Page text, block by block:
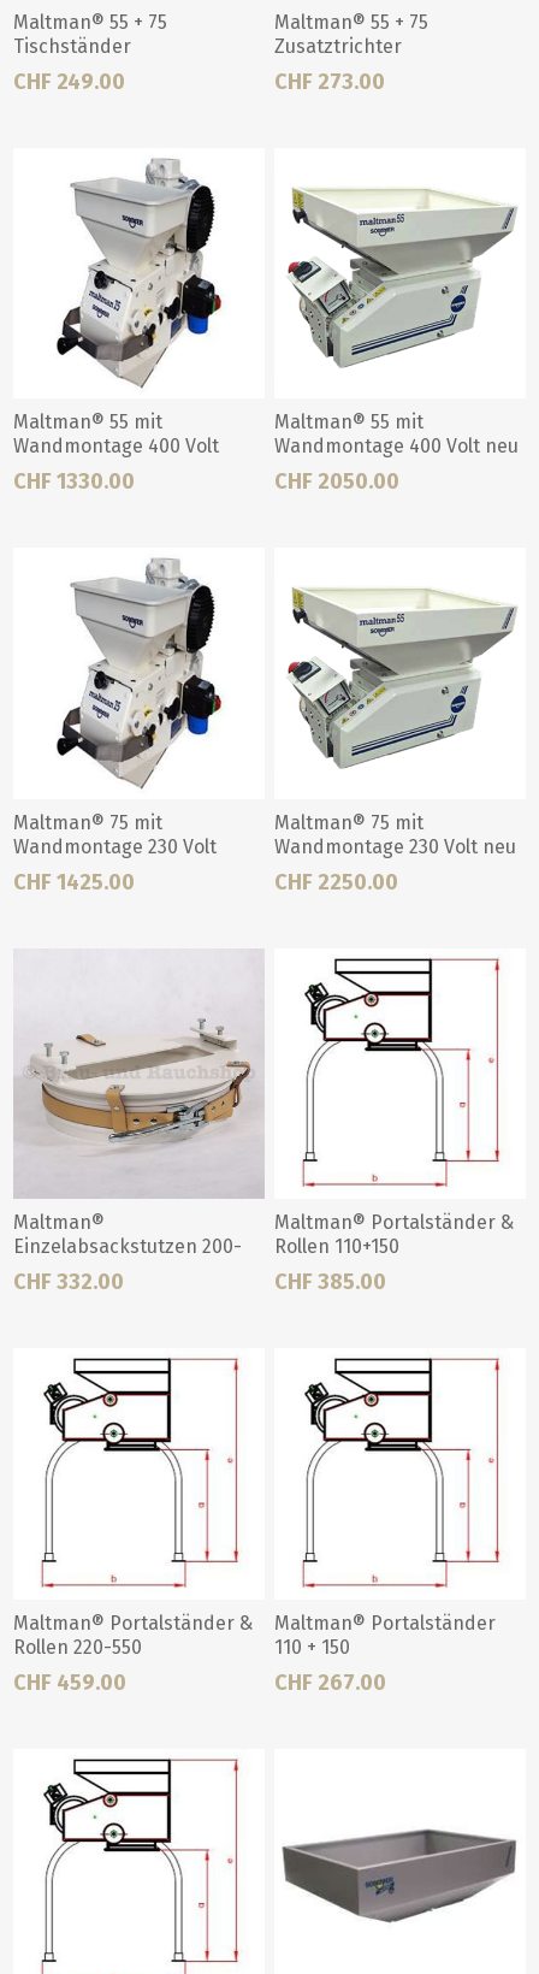
Maltman® 55 + 75
Tischständer
CHF 249.00
Maltman® 55 + 75
Zusatztrichter
CHF 273.00
Maltman® 55 mit
Wandmontage 400 Volt
CHF 1330.00
Maltman® 55 mit
Wandmontage 400 Volt neu
CHF 2050.00
Maltman® 75 mit
Wandmontage 230 Volt
CHF 1425.00
Maltman® 75 mit
Wandmontage 230 Volt neu
CHF 2250.00
Maltman®
Einzelabsackstutzen 200-
550
CHF 332.00
Maltman® Portalständer &
Rollen 110+150
CHF 385.00
Maltman® Portalständer &
Rollen 220-550
CHF 459.00
Maltman® Portalständer
110 + 150
CHF 267.00